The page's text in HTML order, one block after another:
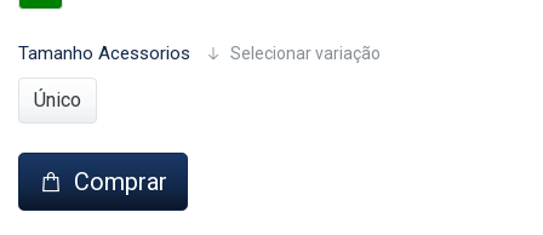
Tamanho Acessorios Selecionar variação
Único
Comprar